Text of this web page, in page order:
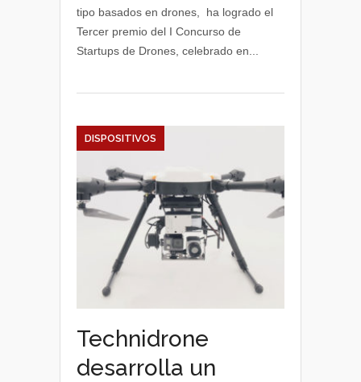
PULSOS-
IRS
de
tipo basados en drones, ha logrado el
Tercer premio del I Concurso de
Startups de Drones, celebrado en...
DISPOSITIVOS
Technidrone
desarrolla un